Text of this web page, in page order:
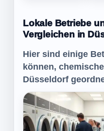
Lokale Betriebe
Vergleichen in
Hier sind einige
können,
Düsseldorf